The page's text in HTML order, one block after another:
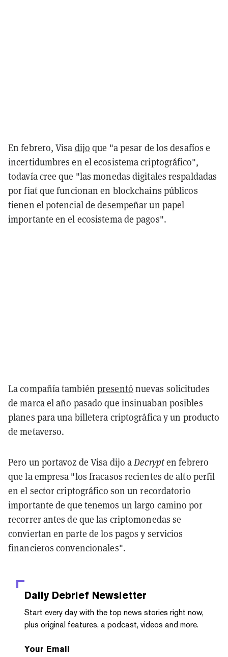
En febrero, Visa dijo que "a pesar de los desafíos e
incertidumbres en el ecosistema criptográfico",
todavía cree que "las monedas digitales respaldadas
por fiat que funcionan en blockchains públicos
tienen el potencial de desempeñar un papel
importante en el ecosistema de pagos".
La compañía tambiénpresentó nuevas solicitudes
de marca el año pasado que insinuaban posibles
planes para una billetera criptográfica y un producto
de metaverso.
Pero un portavoz de Visa dijo aDecrypten febrero
que la empresa "los fracasos recientes de alto perfil
en el sector criptográfico son un recordatorio
importante de que tenemos un largo camino por
recorrer antes de que las criptomonedas se
conviertan en parte de los pagos y servicios
financieros convencionales".
Daily Debrief Newsletter
Start every day with the top news stories right now,
plus original features, a podcast, videos and more.
Your Email